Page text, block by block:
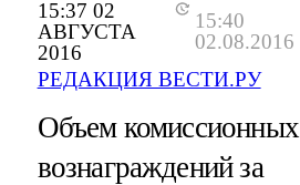
15:37 02
АВГУСТА
2016
15:40
02.08.2016
РЕДАКЦИЯ ВЕСТИ.РУ
Объем комиссионных
вознаграждений за